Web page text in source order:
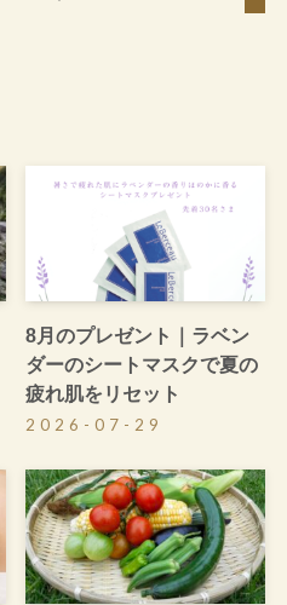
8月のプレゼント｜ラベン
ダーのシートマスクで夏の
疲れ肌をリセット
2026-07-29